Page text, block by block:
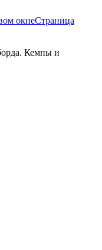
окнеСтраница
Кемпы и